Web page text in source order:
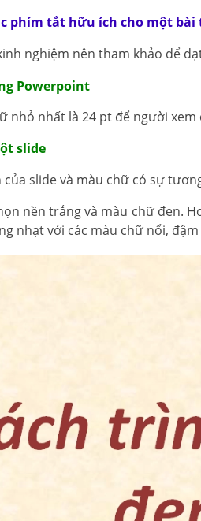
phím tắt hữu ích cho một
nghiệm nên tham khảo để
Powerpoint
nhỏ nhất là 24 pt để người
slide
slide và màu chữ có sự
nền trắng và màu chữ đen.
nhạt với các màu chữ nổi,